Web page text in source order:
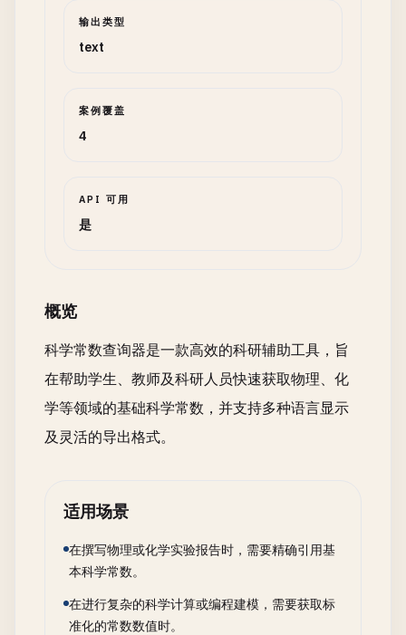
输出类型
text
案例覆盖
4
API 可用
是
概览
科学常数查询器是一款高效的科研辅助工具，旨
在帮助学生、教师及科研人员快速获取物理、化
学等领域的基础科学常数，并支持多种语言显示
及灵活的导出格式。
适用场景
在撰写物理或化学实验报告时，需要精确引用基
本科学常数。
在进行复杂的科学计算或编程建模，需要获取标
准化的常数数值时。